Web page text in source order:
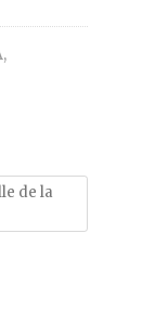
,
de la